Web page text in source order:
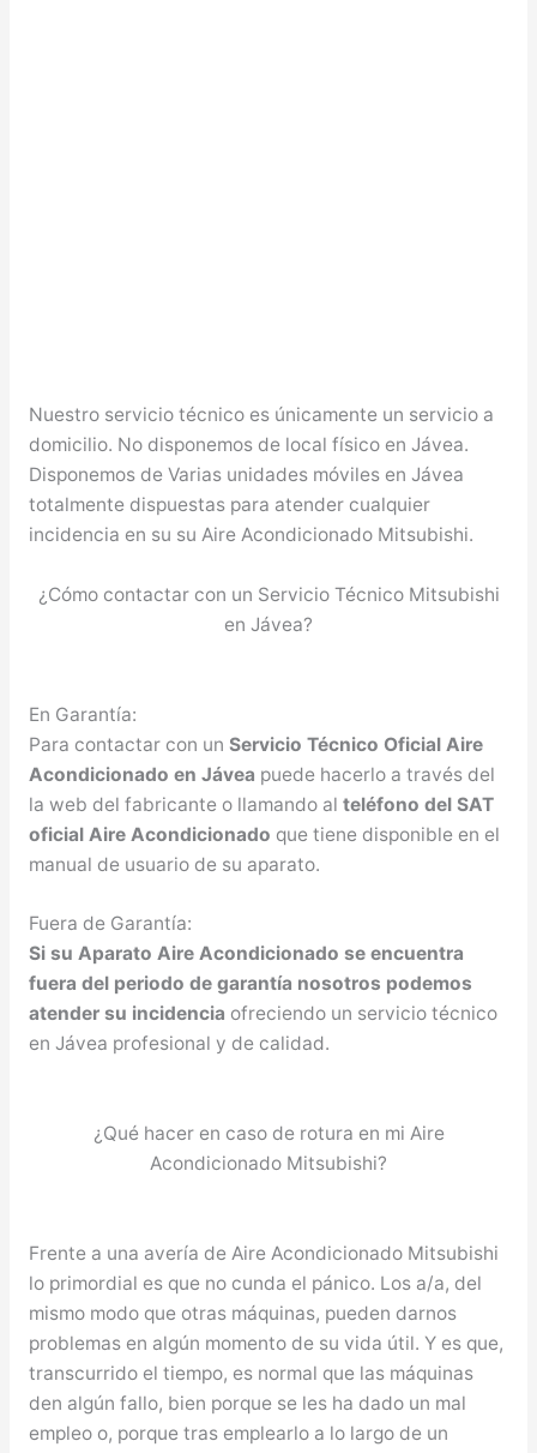
Nuestro servicio técnico es únicamente un servicio a
domicilio. No disponemos de local físico en Jávea.
Disponemos de Varias unidades móviles en Jávea
totalmente dispuestas para atender cualquier
incidencia en su su Aire Acondicionado Mitsubishi.
¿Cómo contactar con un Servicio Técnico Mitsubishi
en Jávea?
En Garantía:
Para contactar con un Servicio Técnico Oficial Aire
Acondicionado en Jávea puede hacerlo a través del
la web del fabricante o llamando al teléfono del SAT
oficial Aire Acondicionado que tiene disponible en el
manual de usuario de su aparato.
Fuera de Garantía:
Si su Aparato Aire Acondicionado se encuentra
fuera del periodo de garantía nosotros podemos
atender su incidencia ofreciendo un servicio técnico
en Jávea profesional y de calidad.
¿Qué hacer en caso de rotura en mi Aire
Acondicionado Mitsubishi?
Frente a una avería de Aire Acondicionado Mitsubishi
lo primordial es que no cunda el pánico. Los a/a, del
mismo modo que otras máquinas, pueden darnos
problemas en algún momento de su vida útil. Y es que,
transcurrido el tiempo, es normal que las máquinas
den algún fallo, bien porque se les ha dado un mal
empleo o, porque tras emplearlo a lo largo de un